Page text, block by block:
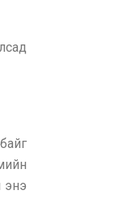
энэ